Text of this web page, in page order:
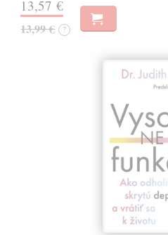
13,57 €
13,99 € ?